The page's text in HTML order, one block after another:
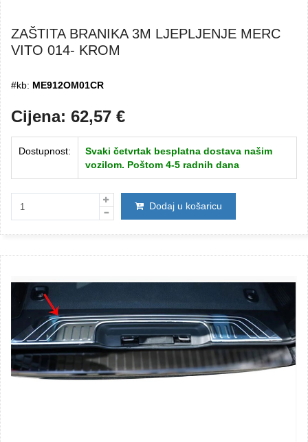
ZAŠTITA BRANIKA 3M LJEPLJENJE MERC
VITO 014- KROM
#kb: ME912OM01CR
Cijena: 62,57 €
Dostupnost:
Svaki četvrtak besplatna dostava našim
vozilom. Poštom 4-5 radnih dana
Dodaj u košaricu